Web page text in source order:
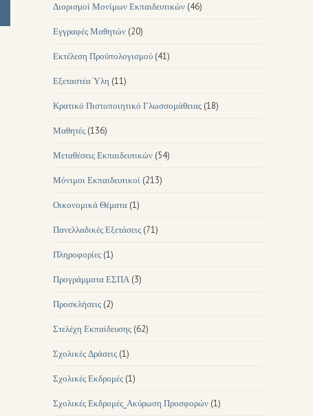
Διορισμοί Μονίμων Εκπαιδευτικών (46)
Εγγραφές Μαθητών (20)
Εκτέλεση Προϋπολογισμού (41)
Εξεταστέα Ύλη (11)
Κρατικό Πιστοποιητικό Γλωσσομάθειας (18)
Μαθητές (136)
Μεταθέσεις Εκπαιδευτικών (54)
Μόνιμοι Εκπαιδευτικοί (213)
Οικονομικά Θέματα (1)
Πανελλαδικές Εξετάσεις (71)
Πληροφορίες (1)
Προγράμματα ΕΣΠΑ (3)
Προσκλήσεις (2)
Στελέχη Εκπαίδευσης (62)
Σχολικές Δράσεις (1)
Σχολικές Εκδρομές (1)
Σχολικές Εκδρομές_Ακύρωση Προσφορών (1)